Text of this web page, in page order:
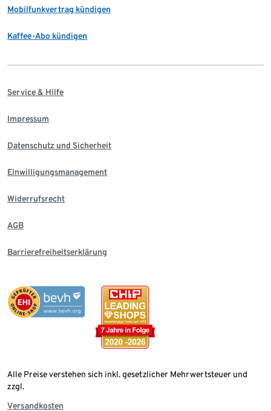
Mobilfunkvertrag kündigen
Kaffee-Abo kündigen
Service & Hilfe
Impressum
Datenschutz und Sicherheit
Einwilligungsmanagement
Widerrufsrecht
AGB
Barrierefreiheitserklärung
Alle Preise verstehen sich inkl. gesetzlicher Mehrwertsteuer und
zzgl.
Versandkosten